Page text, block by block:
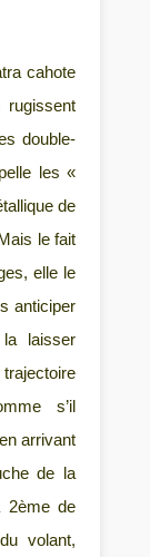
cahote
rugissent
double-
les «
de
le fait
elle le
anticiper
laisser
s’il
arrivant
de la
2ème de
volant,